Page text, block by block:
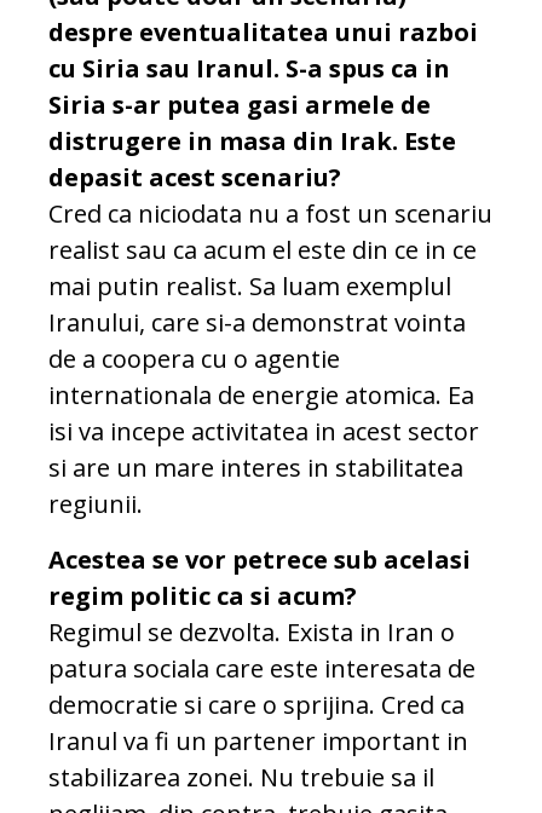
despre eventualitatea unui razboi
cu Siria sau Iranul. S-a spus ca in
Siria s-ar putea gasi armele de
distrugere in masa din Irak. Este
depasit acest scenariu?
Cred ca niciodata nu a fost un scenariu
realist sau ca acum el este din ce in ce
mai putin realist. Sa luam exemplul
Iranului, care si-a demonstrat vointa
de a coopera cu o agentie
internationala de energie atomica. Ea
isi va incepe activitatea in acest sector
si are un mare interes in stabilitatea
regiunii.
Acestea se vor petrece sub acelasi
regim politic ca si acum?
Regimul se dezvolta. Exista in Iran o
patura sociala care este interesata de
democratie si care o sprijina. Cred ca
Iranul va fi un partener important in
stabilizarea zonei. Nu trebuie sa il